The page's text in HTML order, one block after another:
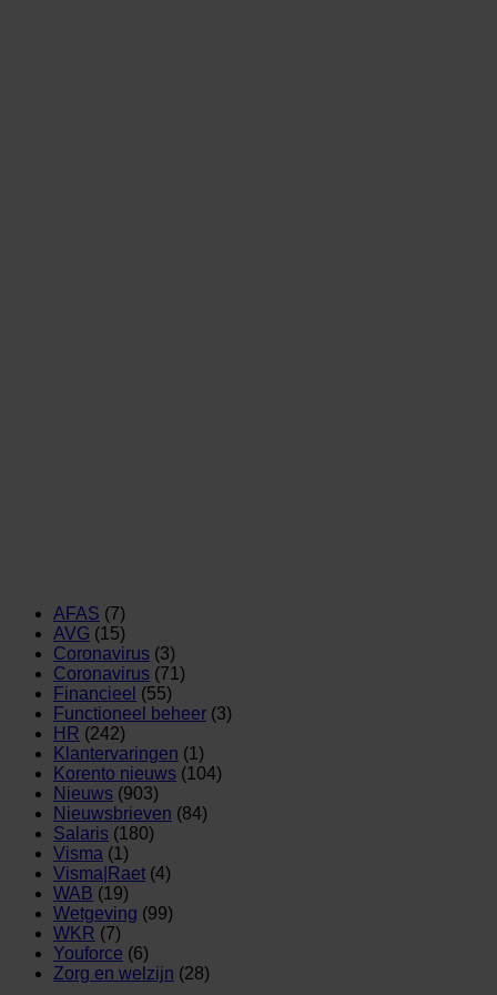
AFAS (7)
AVG (15)
Coronavirus (3)
Coronavirus (71)
Financieel (55)
Functioneel beheer (3)
HR (242)
Klantervaringen (1)
Korento nieuws (104)
Nieuws (903)
Nieuwsbrieven (84)
Salaris (180)
Visma (1)
Visma|Raet (4)
WAB (19)
Wetgeving (99)
WKR (7)
Youforce (6)
Zorg en welzijn (28)